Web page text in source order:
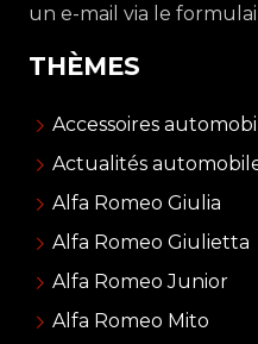
un e-mail via le
THÈMES
Accessoires
Actualités
Alfa Romeo Giulia
Alfa Romeo Giulietta
Alfa Romeo Junior
Alfa Romeo Mito